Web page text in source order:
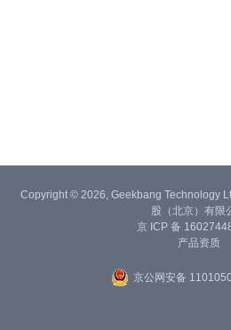
Copyright © 2026, Geekbang Technology
股（北京）有限
京 ICP 备
产品资质
京公网安备